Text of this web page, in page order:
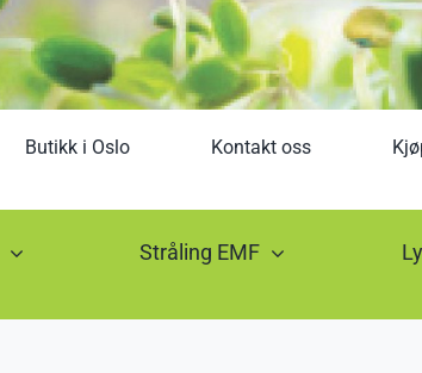
Butikk i Oslo Kontakt oss
Stråling EMF